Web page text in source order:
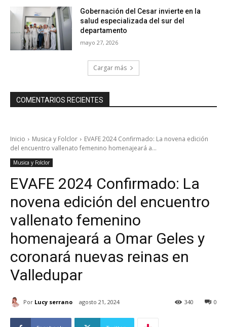
Gobernación del Cesar invierte en la
salud especializada del sur del
departamento
mayo 27, 2026
Cargar más
COMENTARIOS RECIENTES